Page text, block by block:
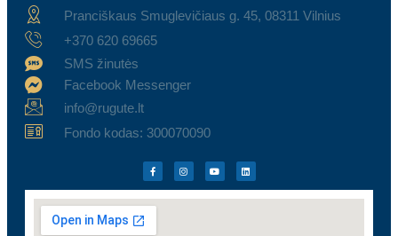
Pranciškaus Smuglevičiaus g. 45, 08311 Vilnius
+370 620 69665
SMS žinutės
Facebook Messenger
info@rugute.lt
Fondo kodas: 300070090